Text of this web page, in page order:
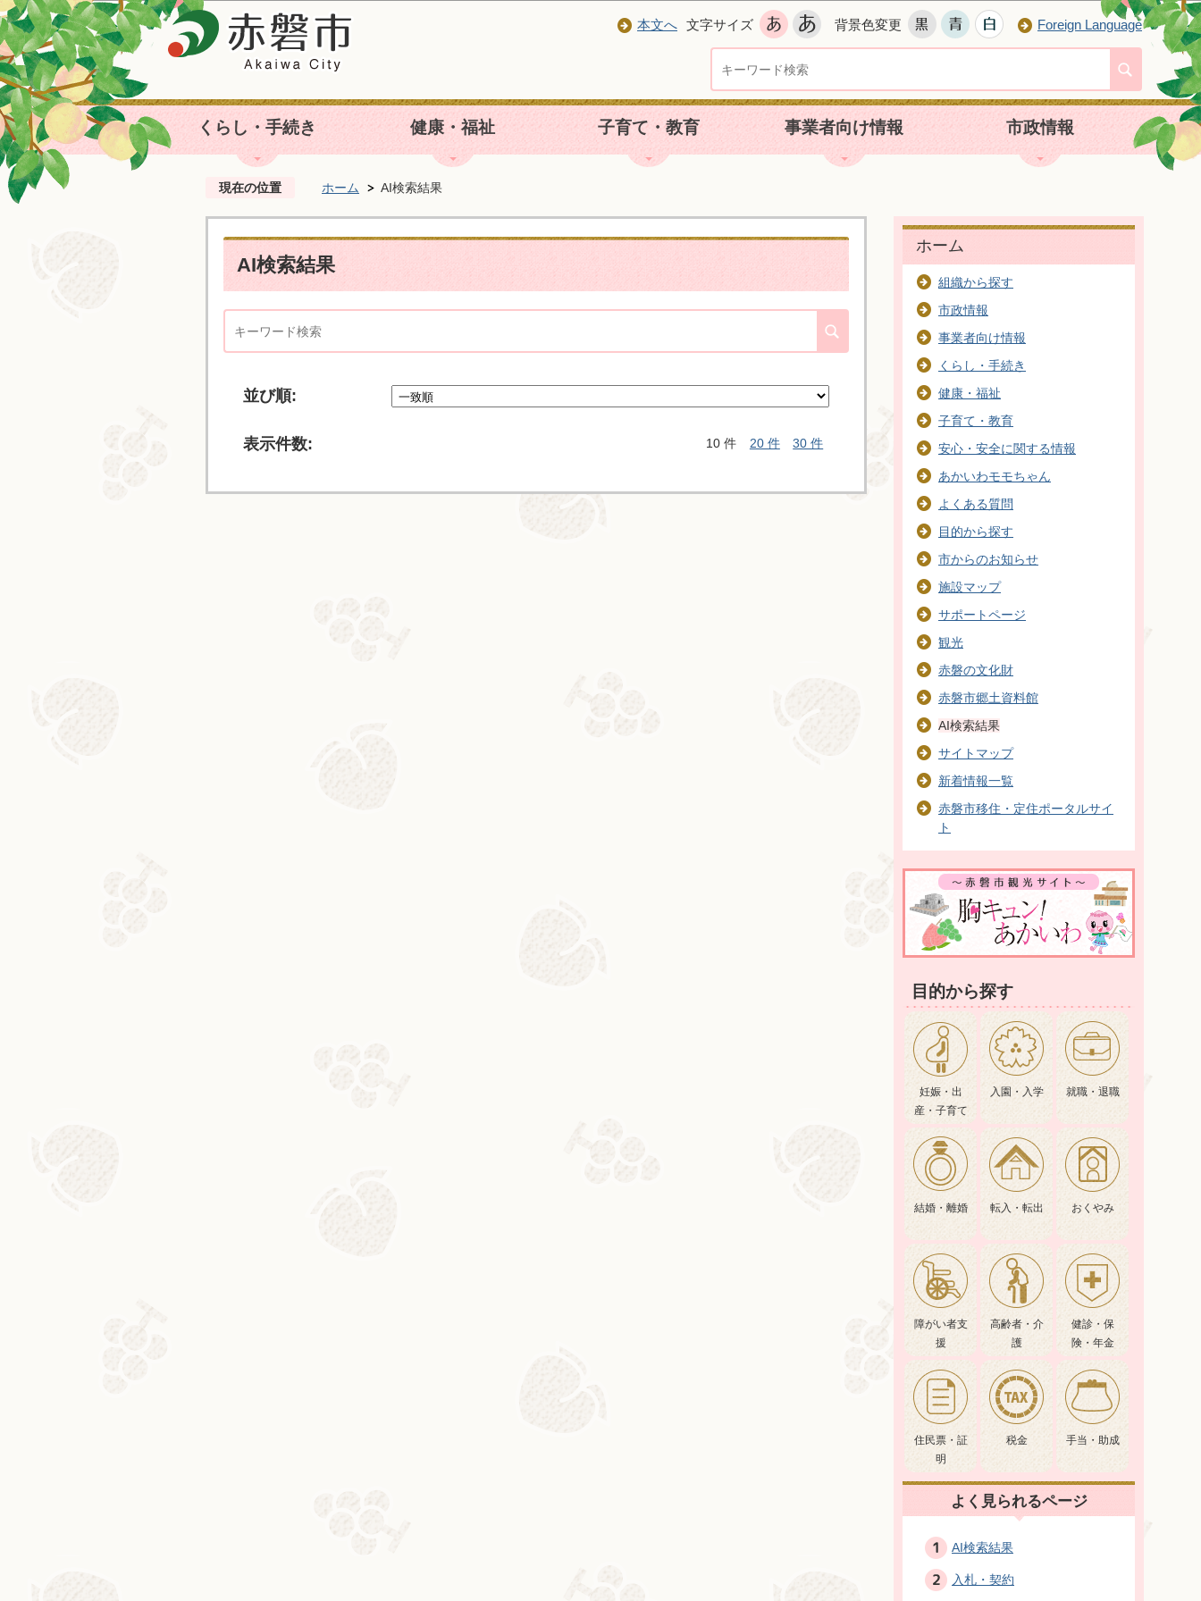
本文へ 文字サイズ 背景色変更 Foreign Language
くらし・手続き 健康・福祉 子育て・教育 事業者向け情報 市政情報
現在の位置 ホーム AI検索結果
AI検索結果
並び順:
表示件数: 10 件 20 件 30 件
ホーム
組織から探す
市政情報
事業者向け情報
くらし・手続き
健康・福祉
子育て・教育
安心・安全に関する情報
あかいわモモちゃん
よくある質問
目的から探す
市からのお知らせ
施設マップ
サポートページ
観光
赤磐の文化財
赤磐市郷土資料館
AI検索結果
サイトマップ
新着情報一覧
赤磐市移住・定住ポータルサイ
ト
目的から探す
妊娠・出
産・子育て
入園・入学 就職・退職
結婚・離婚 転入・転出 おくやみ
障がい者支
援
高齢者・介
護
健診・保
険・年金
住民票・証
明
税金 手当・助成
よく見られるページ
AI検索結果
入札・契約